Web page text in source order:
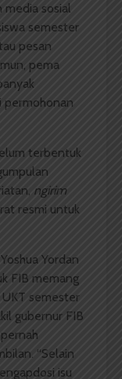
media sosial
semester
pesan
pema
permohonan
terbentuk
ngirim
resmi untuk
Yordan
FIB memang
semester
gubernur FIB
“Selain
isu